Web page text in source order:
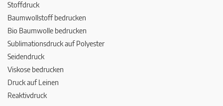
Stoffdruck
Baumwollstoff bedrucken
Bio Baumwolle bedrucken
Sublimationsdruck auf Polyester
Seidendruck
Viskose bedrucken
Druck auf Leinen
Reaktivdruck